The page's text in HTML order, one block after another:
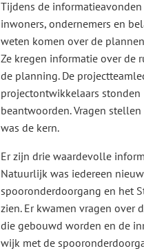
Tijdens de
inwoners, ondernemers en
weten komen over de
Ze kregen informatie over de
de planning. De
projectontwikkelaars
beantwoorden. Vragen
was de kern.
Er zijn drie waardevolle
Natuurlijk was iedereen
spooronderdoorgang en het
zien. Er kwamen vragen over
die gebouwd worden en de
wijk met de